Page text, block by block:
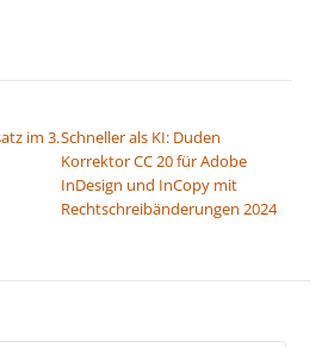
im 3.Schneller als KI: Duden
Korrektor CC 20 für Adobe
InDesign und InCopy mit
Rechtschreibänderungen 2024